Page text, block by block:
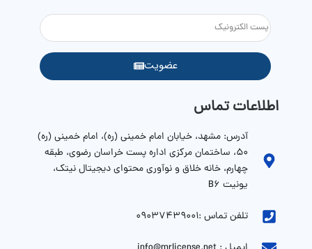
عضویت
اطلاعات تماس
آدرس: مشهد، خیابان امام خمینی (ره)، امام خمینی (ره)
۵۰، ساختمان مرکزی اداره پست خراسان رضوی، طبقه
چهارم، خانه خلاق و نوآوری محتوای دیجیتال نیتک،
یونیت B6
تلفن تماس :09037439001